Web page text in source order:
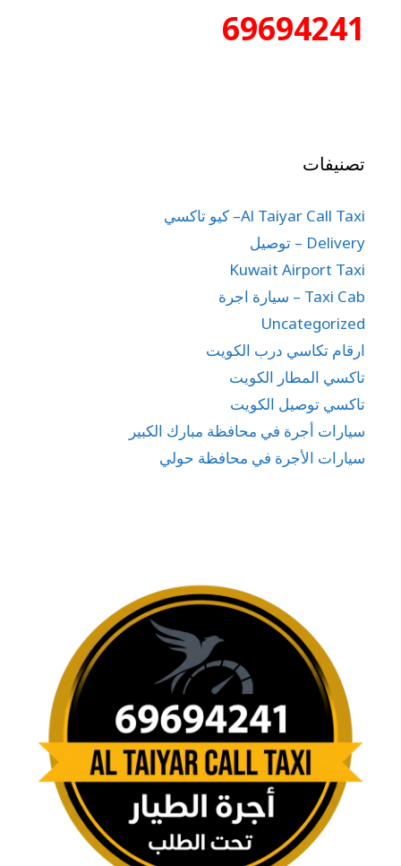
69694241
تصنيفات
Al Taiyar Call Taxi– كيو تاكسي
Delivery – توصيل
Kuwait Airport Taxi
Taxi Cab – سيارة اجرة
Uncategorized
ارقام تكاسي درب الكويت
تاكسي المطار الكويت
تاكسي توصيل الكويت
سيارات أجرة في محافظة مبارك الكبير
سيارات الأجرة في محافظة حولي